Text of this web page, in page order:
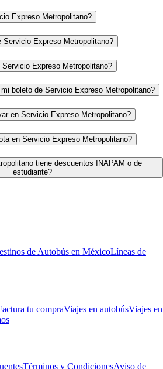
Expreso Metropolitano?
Expreso Metropolitano?
Expreso Metropolitano?
boleto de Servicio Expreso Metropolitano?
en Servicio Expreso Metropolitano?
en Servicio Expreso Metropolitano?
tiene descuentos INAPAM o de
estudiante?
de Autobús en MéxicoLíneas de
tu compraViajes en autobúsViajes en
Términos y CondicionesAviso de